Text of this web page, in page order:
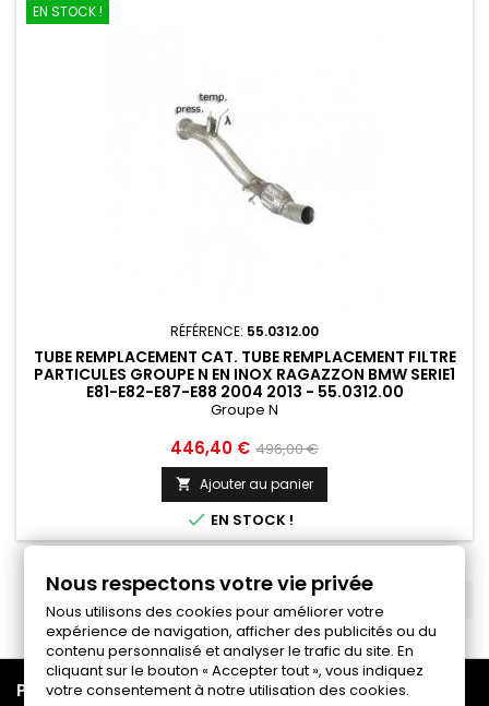
EN STOCK !
RÉFÉRENCE: 55.0312.00
TUBE REMPLACEMENT CAT. TUBE REMPLACEMENT FILTRE
PARTICULES GROUPE N EN INOX RAGAZZON BMW SERIE1
E81-E82-E87-E88 2004 2013 - 55.0312.00
Groupe N
Prix
446,40 € Prix
de
base
496,00 €
 Ajouter au panier
 EN STOCK !
PRODUITS
Nous respectons votre vie privée
Nous utilisons des cookies pour améliorer votre
expérience de navigation, afficher des publicités ou du
contenu personnalisé et analyser le trafic du site. En
cliquant sur le bouton « Accepter tout », vous indiquez
votre consentement à notre utilisation des cookies.